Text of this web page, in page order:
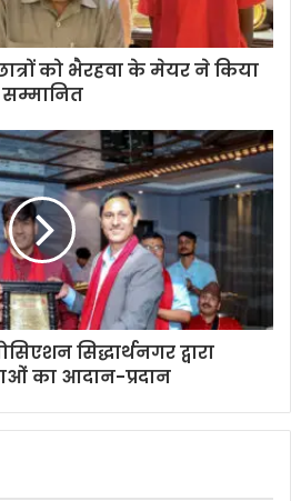
को भैरहवा के मेयर ने किया
सम्मानित
सिद्धार्थनगर द्वारा
का आदान-प्रदान